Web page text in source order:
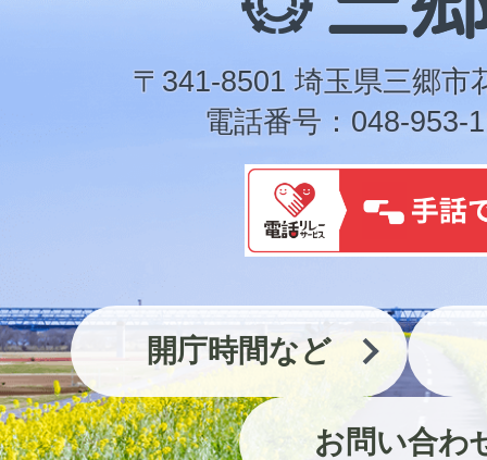
郷
市
〒341-8501 埼玉県三郷市
電話番号：048-953-
開庁時間など
お問い合わ